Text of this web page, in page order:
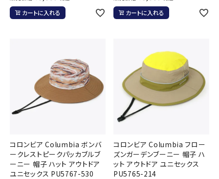
カートに入れる カートに入れる
コロンビア Columbia ボンバ
ークレストピークパッカブルブ
ーニー 帽子 ハット アウトドア
ユニセックス PU5767-530
コロンビア Columbia フロー
ズンガーデンブーニー 帽子 ハ
ット アウトドア ユニセックス
PU5765-214